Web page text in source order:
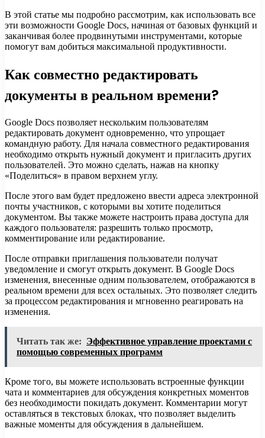
В этой статье мы подробно рассмотрим, как использовать все
эти возможности Google Docs, начиная от базовых функций и
заканчивая более продвинутыми инструментами, которые
помогут вам добиться максимальной продуктивности.
Как совместно редактировать
документы в реальном времени?
Google Docs позволяет нескольким пользователям
редактировать документ одновременно, что упрощает
командную работу. Для начала совместного редактирования
необходимо открыть нужный документ и пригласить других
пользователей. Это можно сделать, нажав на кнопку
«Поделиться» в правом верхнем углу.
После этого вам будет предложено ввести адреса электронной
почты участников, с которыми вы хотите поделиться
документом. Вы также можете настроить права доступа для
каждого пользователя: разрешить только просмотр,
комментирование или редактирование.
После отправки приглашения пользователи получат
уведомление и смогут открыть документ. В Google Docs
изменения, внесенные одним пользователем, отображаются в
реальном времени для всех остальных. Это позволяет следить
за процессом редактирования и мгновенно реагировать на
изменения.
Читать так же: Эффективное управление проектами с
помощью современных программ
Кроме того, вы можете использовать встроенные функции
чата и комментариев для обсуждения конкретных моментов
без необходимости покидать документ. Комментарии могут
оставляться в текстовых блоках, что позволяет выделить
важные моменты для обсуждения в дальнейшем.